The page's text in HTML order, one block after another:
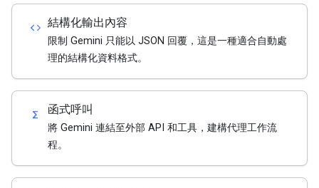
code 結構化輸出內容
限制 Gemini 只能以 JSON 回覆，這是一種適合自動處
理的結構化資料格式。
functions 函式呼叫
將 Gemini 連結至外部 API 和工具，建構代理工作流
程。